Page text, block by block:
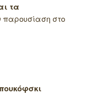
τα
παρουσίαση στο